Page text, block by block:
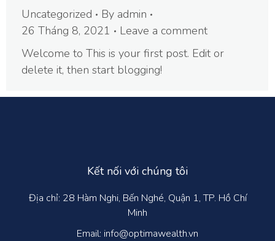
Uncategorized By admin
26 Tháng 8, 2021
Leave a comment
Welcome to This is your first post. Edit or
delete it, then start blogging!
Kết nối với chúng tôi
Địa chỉ: 28 Hàm Nghi, Bến Nghé, Quận 1, TP. Hồ Chí
Minh
Email: info@optimawealth.vn